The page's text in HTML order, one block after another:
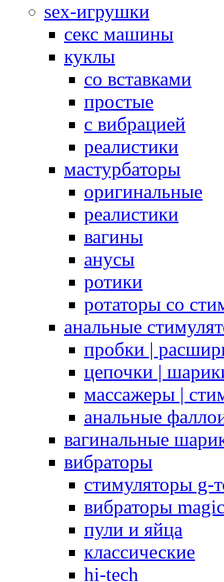
sex-игрушки
секс машины
куклы
со вставками
простые
с вибрацией
реалистики
мастурбаторы
оригинальные
реалистики
вагины
анусы
ротики
ротаторы со
анальные
пробки |
цепочки |
массажеры |
анальные
вагинальные
вибраторы
стимуляторы g-
вибраторы
пули и яйца
классические
hi-tech